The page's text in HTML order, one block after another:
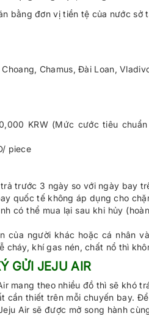
bằng đơn vị tiền tệ của nước sở
Chamus, Đài Loan,
KRW (Mức cước tiêu
piece
trước 3 ngày so với ngày bay
quốc tế không áp dụng cho
có thể mua lại sau khi hủy
của người khác hoặc cá nhân
cháy, khí gas nén, chất nổ thì
GỬI JEJU AIR
mang theo nhiều đồ thì sẽ khó
cần thiết trên mỗi chuyến bay.
Air sẽ được mở song hành